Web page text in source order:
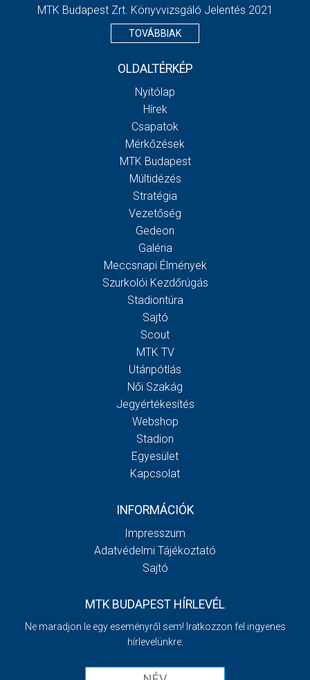
MTK Budapest Zrt. Könyvvizsgáló Jelentés 2021
TOVÁBBIAK
OLDALTÉRKÉP
Nyitólap
Hírek
Csapatok
Mérkőzések
MTK Budapest
Múltidézés
Stratégia
Vezetőség
Gedeon
Galéria
Meccsnapi Élmények
Szurkolói Kezdőrúgás
Stadiontúra
Sajtó
Scout
MTK TV
Utánpótlás
Női Szakág
Jegyértékesítés
Webshop
Stadion
Egyesület
Kapcsolat
INFORMÁCIÓK
Impresszum
Adatvédelmi Tájékoztató
Sajtó
MTK BUDAPEST HÍRLEVÉL
Ne maradjon le egy eseményről sem! Iratkozzon fel ingyenes
hírlevelünkre: